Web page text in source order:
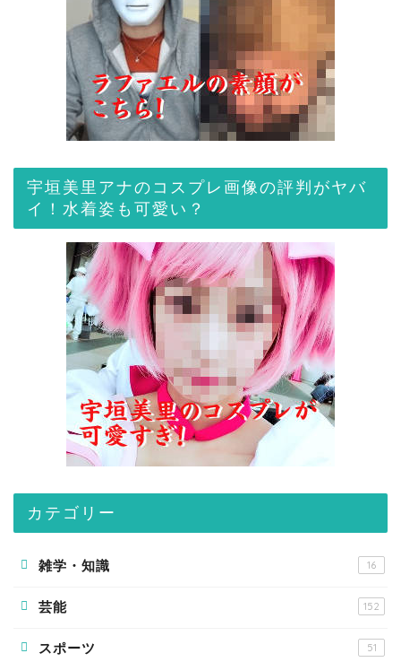
宇垣美里アナのコスプレ画像の評判がヤバ
イ！水着姿も可愛い？
カテゴリー
雑学・知識 16
芸能 152
スポーツ 51